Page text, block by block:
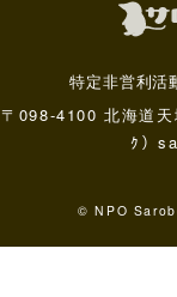
特定非営利
〒098-4100 北海道
ｸ）
© NPO